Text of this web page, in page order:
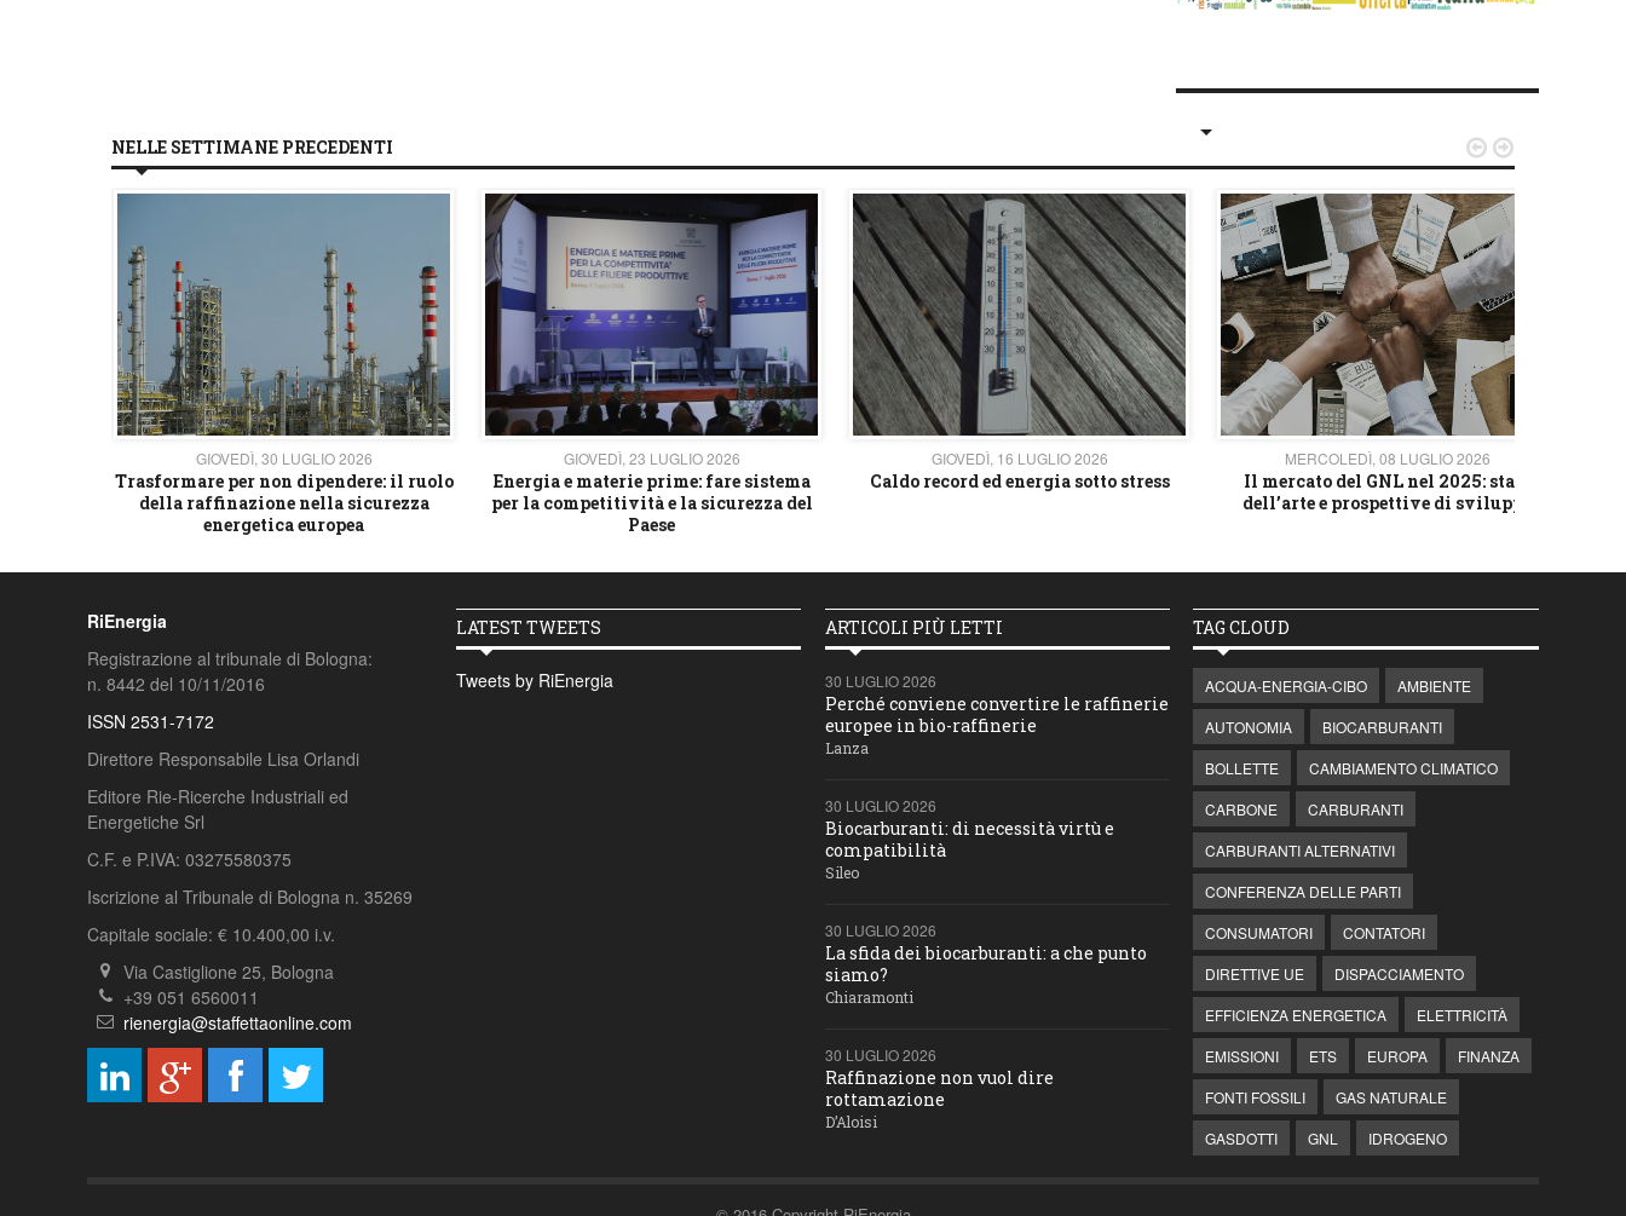
NELLE SETTIMANE PRECEDENTI
GIOVEDÌ, 30 LUGLIO 2026
Trasformare per non dipendere: il ruolo
della raffinazione nella sicurezza
energetica europea
GIOVEDÌ, 23 LUGLIO 2026
Energia e materie prime: fare sistema
per la competitività e la sicurezza del
Paese
GIOVEDÌ, 16 LUGLIO 2026
Caldo record ed energia sotto stress
MERCOLEDÌ, 08 LUGLIO 2026
Il mercato del GNL nel 2025: stato
dell’arte e prospettive di sviluppo
 
RiEnergia
Registrazione al tribunale di Bologna:
n. 8442 del 10/11/2016
ISSN 2531-7172
Direttore Responsabile Lisa Orlandi
Editore Rie-Ricerche Industriali ed
Energetiche Srl
C.F. e P.IVA: 03275580375
Iscrizione al Tribunale di Bologna n. 35269
Capitale sociale: € 10.400,00 i.v.
Via Castiglione 25, Bologna
+39 051 6560011
rienergia@staffettaonline.com
LATEST TWEETS
Tweets by RiEnergia
ARTICOLI PIÙ LETTI
30 LUGLIO 2026
Perché conviene convertire le raffinerie
europee in bio-raffinerie
Lanza
30 LUGLIO 2026
Biocarburanti: di necessità virtù e
compatibilità
Sileo
30 LUGLIO 2026
La sfida dei biocarburanti: a che punto
siamo?
Chiaramonti
30 LUGLIO 2026
Raffinazione non vuol dire
rottamazione
D’Aloisi
TAG CLOUD
ACQUA-ENERGIA-CIBO
AMBIENTE
AUTONOMIA
BIOCARBURANTI
BOLLETTE
CAMBIAMENTO CLIMATICO
CARBONE
CARBURANTI
CARBURANTI ALTERNATIVI
CONFERENZA DELLE PARTI
CONSUMATORI
CONTATORI
DIRETTIVE UE
DISPACCIAMENTO
EFFICIENZA ENERGETICA
ELETTRICITÀ
EMISSIONI
ETS EUROPA
FINANZA
FONTI FOSSILI
GAS NATURALE
GASDOTTI
GNL IDROGENO